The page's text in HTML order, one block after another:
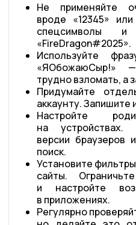
Не применяйте
вроде «12345»
спецсимволы
«FireDragon#2025».
Используйте
«ЯОбожаюСыр!»
трудно взломать, а
Придумайте
аккаунту. Запишите
Настройте
на устройствах.
версии браузеров
поиск.
Установите
сайты.
и настройте
в приложениях.
Регулярно